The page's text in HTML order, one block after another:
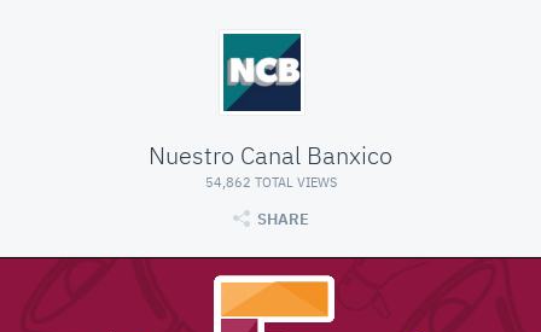
Nuestro Canal Banxico
54,862 TOTAL VIEWS
SHARE